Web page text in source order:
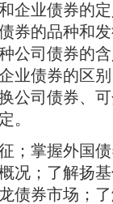
业债券的定
券的品种和
公司债券的
业债券的区
公司债券、
。
掌握外国债
况；了解扬
债券市场；